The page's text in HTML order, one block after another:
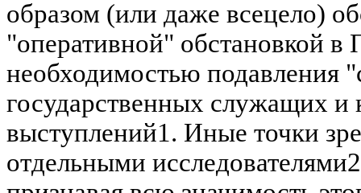
образом (или даже всецело)
"оперативной" обстановкой в
необходимостью подавления
государственных служащих
выступлений1. Иные точки
отдельными